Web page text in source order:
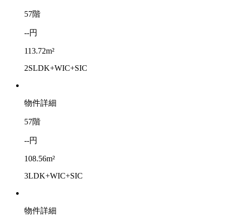
57階
--円
113.72m²
2SLDK+WIC+SIC
物件詳細
57階
--円
108.56m²
3LDK+WIC+SIC
物件詳細